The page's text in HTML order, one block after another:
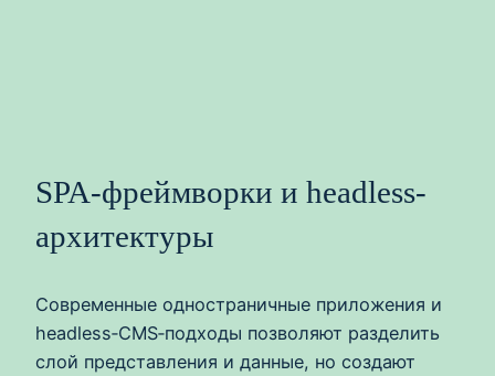
SPA-фреймворки и headless-
архитектуры
Современные одностраничные приложения и
headless‑CMS‑подходы позволяют разделить
слой представления и данные, но создают